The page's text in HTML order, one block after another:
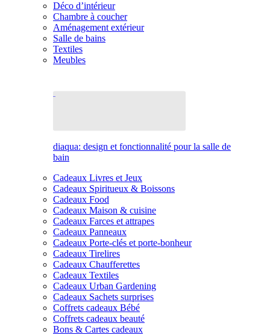
Déco d’intérieur
Chambre à coucher
Aménagement extérieur
Salle de bains
Textiles
Meubles
diaqua: design et fonctionnalité pour la salle de
bain
Cadeaux Livres et Jeux
Cadeaux Spiritueux & Boissons
Cadeaux Food
Cadeaux Maison & cuisine
Cadeaux Farces et attrapes
Cadeaux Panneaux
Cadeaux Porte-clés et porte-bonheur
Cadeaux Tirelires
Cadeaux Chaufferettes
Cadeaux Textiles
Cadeaux Urban Gardening
Cadeaux Sachets surprises
Coffrets cadeaux Bébé
Coffrets cadeaux beauté
Bons & Cartes cadeaux